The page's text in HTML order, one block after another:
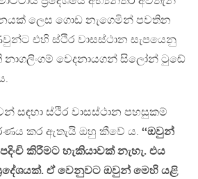
ලෙස ගොඩ නැගෙමින් පවතින
එහි ස්ථිර වාසස්ථාන සැපයෙනු
නාගලිංගම් වෙදනායගන් සිලෝන් ටුඬේ
සඳහා ස්ථිර වාසස්ථාන පහසුකම්
කර ඇතැයි ඔහු කීවේ ය. ‘‘ඔවුන්
කිරීමට හැකියාවක් නැහැ. එය
ඒ වෙනුවට ඔවුන් මෙහි යළි